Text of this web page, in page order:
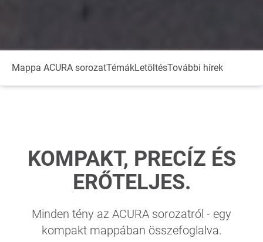
Mappa ACURA sorozatTémákLetöltésTovábbi hírek
KOMPAKT, PRECÍZ ÉS
ERŐTELJES.
Minden tény az ACURA sorozatról - egy
kompakt mappában összefoglalva.